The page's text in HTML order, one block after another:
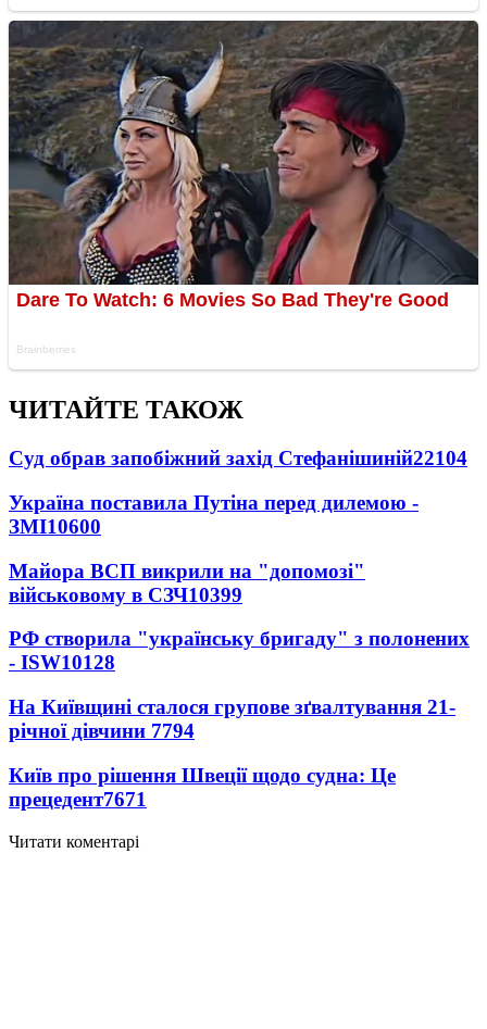
ЧИТАЙТЕ ТАКОЖ
Суд обрав запобіжний захід Стефанішиній22104
Україна поставила Путіна перед дилемою -
ЗМІ10600
Майора ВСП викрили на "допомозі"
військовому в СЗЧ10399
РФ створила "українську бригаду" з полонених
- ISW10128
На Київщині сталося групове зґвалтування 21-
річної дівчини 7794
Київ про рішення Швеції щодо судна: Це
прецедент7671
Читати коментарі